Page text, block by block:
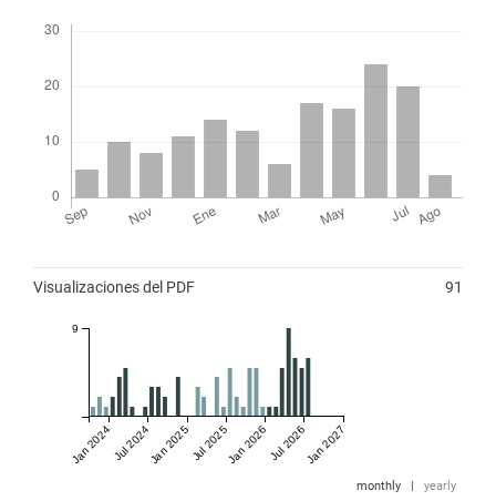
Visualizaciones del PDF 91
Jan 2024Jul 2024Jan 2025Jul 2025Jan 2026Jul 2026Jan 2027
9
monthly yearly